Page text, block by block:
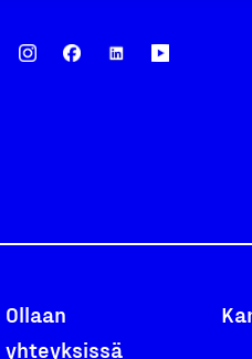
Ollaan
yhteyksissä